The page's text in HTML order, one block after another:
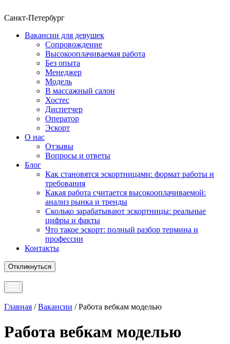
Санкт-Петербург
Вакансии для девушек
Сопровождение
Высокооплачиваемая работа
Без опыта
Менеджер
Модель
В массажный салон
Хостес
Диспетчер
Оператор
Эскорт
О нас
Отзывы
Вопросы и ответы
Блог
Как становятся эскортницами: формат работы и
требования
Какая работа считается высокооплачиваемой:
анализ рынка и тренды
Сколько зарабатывают эскортницы: реальные
цифры и факты
Что такое эскорт: полный разбор термина и
профессии
Контакты
Откликнуться
Главная /Вакансии /Работа вебкам моделью
Работа вебкам моделью